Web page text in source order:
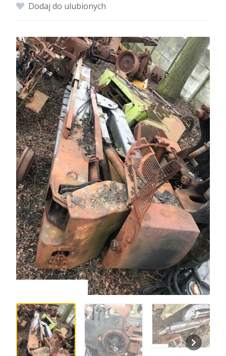
Dodaj do ulubionych